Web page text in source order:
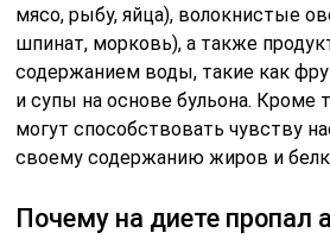
мясо, рыбу, яйца), волокнистые
шпинат, морковь), а также
содержанием воды, такие как
и супы на основе бульона. Кроме
могут способствовать чувству
своему содержанию жиров и
Почему на диете пропал